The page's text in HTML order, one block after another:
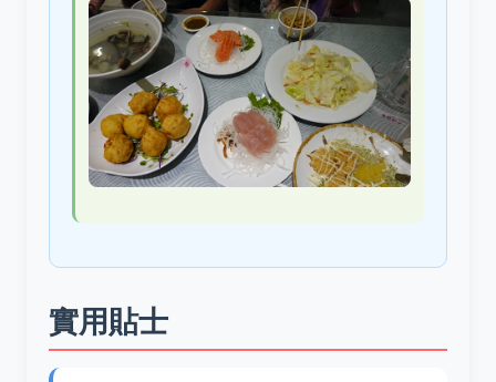
實用貼士